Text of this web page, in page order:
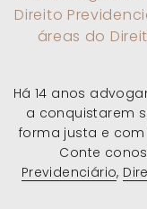
Direito
áreas do
Há 14 anos
a conquistarem
forma justa e
Conte
Previdenciário,